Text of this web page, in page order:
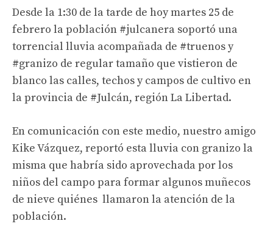
Desde la 1:30 de la tarde de hoy martes 25 de
febrero la población #julcanera soportó una
torrencial lluvia acompañada de #truenos y
#granizo de regular tamaño que vistieron de
blanco las calles, techos y campos de cultivo en
la provincia de #Julcán, región La Libertad.
En comunicación con este medio, nuestro amigo
Kike Vázquez, reportó esta lluvia con granizo la
misma que habría sido aprovechada por los
niños del campo para formar algunos muñecos
de nieve quiénes llamaron la atención de la
población.